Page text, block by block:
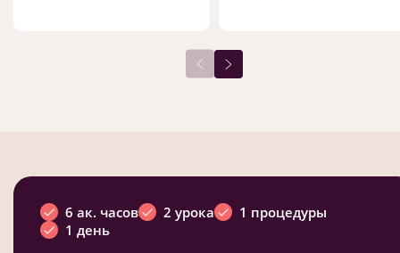
6 ак. часов 2 урока
1 процедуры
1 день